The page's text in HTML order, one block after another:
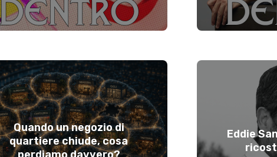
Quando un negozio di
quartiere chiude, cosa
perdiamo davvero?
Eddie